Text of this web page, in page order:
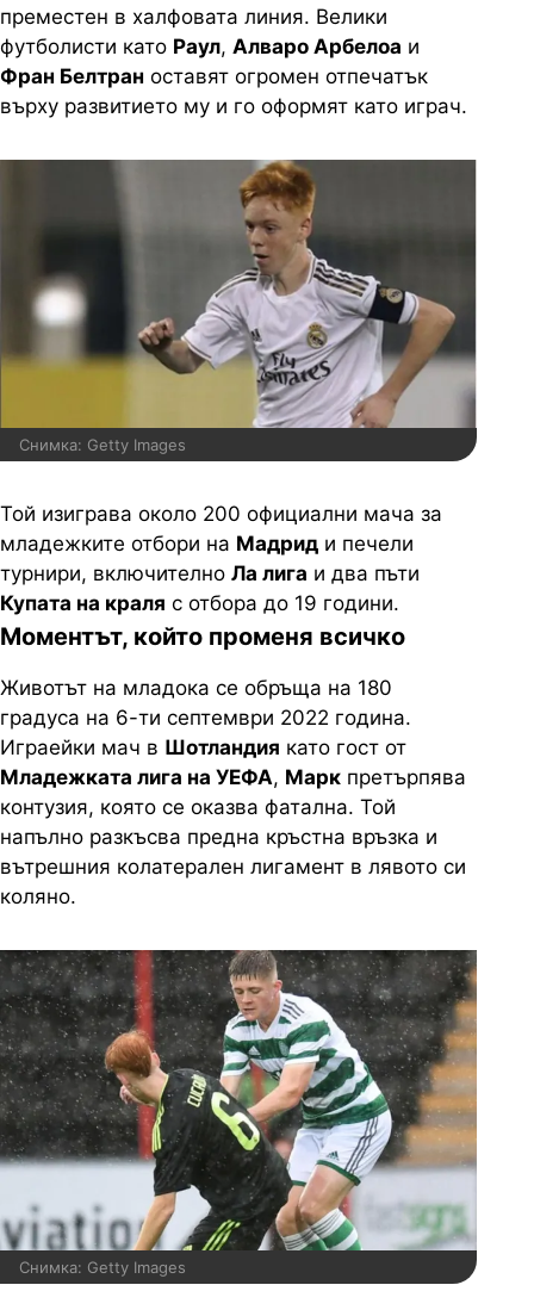
преместен в халфовата линия. Велики
футболисти като Раул, Алваро Арбелоа и
Фран Белтран оставят огромен отпечатък
върху развитието му и го оформят като играч.
Снимка: Getty Images
Той изиграва около 200 официални мача за
младежките отбори на Мадрид и печели
турнири, включително Ла лига и два пъти
Купата на краля с отбора до 19 години.
Моментът, който променя всичко
Животът на младока се обръща на 180
градуса на 6-ти септември 2022 година.
Играейки мач в Шотландия като гост от
Младежката лига на УЕФА, Марк претърпява
контузия, която се оказва фатална. Той
напълно разкъсва предна кръстна връзка и
вътрешния колатерален лигамент в лявото си
коляно.
Снимка: Getty Images